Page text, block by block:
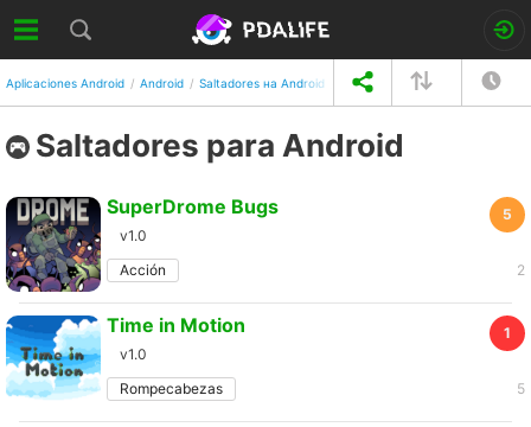
Aplicaciones Android Android Saltadores на Android Tu elección Por un mes
Saltadores para Android
5
SuperDrome Bugs
v1.0
Acción
2
1
Time in Motion
v1.0
Rompecabezas
5